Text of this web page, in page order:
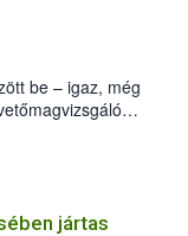
be – igaz, még
Győző által
jártas